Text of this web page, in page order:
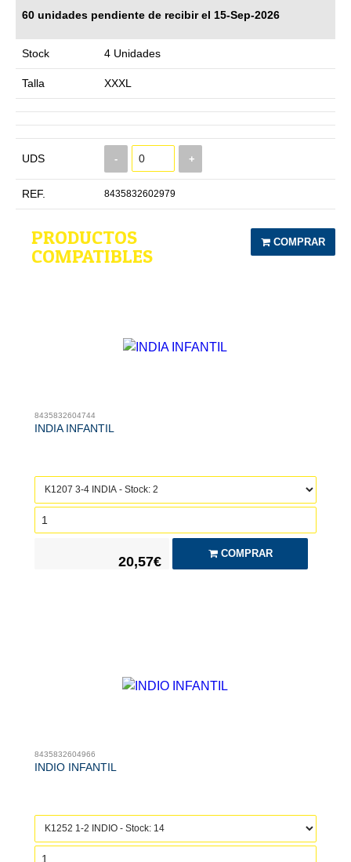
60 unidades pendiente de recibir el 15-Sep-2026
Stock 4 Unidades
Talla XXXL
UDS - +
REF. 8435832602979
COMPRAR
PRODUCTOS
COMPATIBLES
8435832604744
INDIA INFANTIL
20,57€
COMPRAR
8435832604966
INDIO INFANTIL